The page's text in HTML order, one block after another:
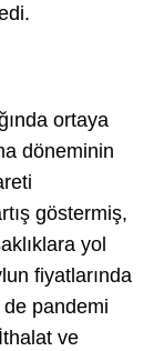
ortaya
döneminin
göstermiş,
yol
fiyatlarında
pandemi
ve